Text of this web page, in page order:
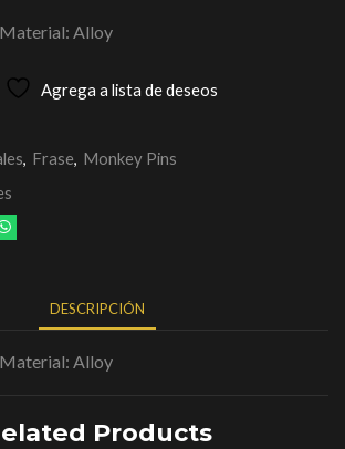
Alloy
Agrega a lista de deseos
, Frase, Monkey Pins
DESCRIPCIÓN
Alloy
Products